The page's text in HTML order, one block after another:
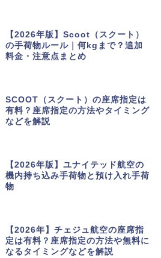
【2026年版】Scoot（スクート）
の手荷物ルール｜何kgまで？追加
料金・注意点まとめ
SCOOT（スクート）の座席指定は
有料？座席指定の方法やタイミング
などを解説
【2026年版】ユナイテッド航空の
機内持ち込み手荷物と預け入れ手荷
物
【2026年】チェジュ航空の座席指
定は有料？座席指定の方法や無料に
なるタイミングなどを解説